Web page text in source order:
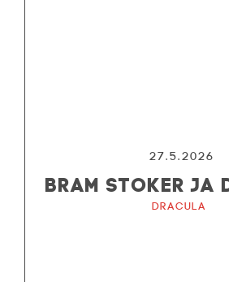
27.5.2026
BRAM STOKER JA
Dracula